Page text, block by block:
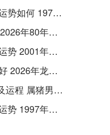
1974年生虎男在2026年的运势如何 1974年生虎男2026年婚姻感情运势
2026年80属猴女全年运势 2026年80年属猴男运势
2001年的属蛇人在2026年运势 2001年的属蛇文化公司
2026年龙和2026年马哪个好 2026年龙年是什么龙
属猪男2026年下半年运势及运程 属猪男2026年的运势和婚姻
1997年的牛在2026年每月运势 1997年的牛在2026年的运势怎么样